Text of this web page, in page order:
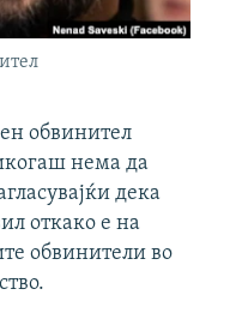
обвинител
нема да
дека
откако е на
обвинители во